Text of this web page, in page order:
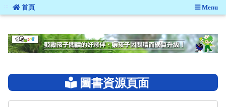
::: 首頁 Menu
圖書資源頁面